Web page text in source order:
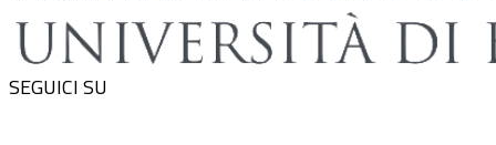
SEGUICI SU